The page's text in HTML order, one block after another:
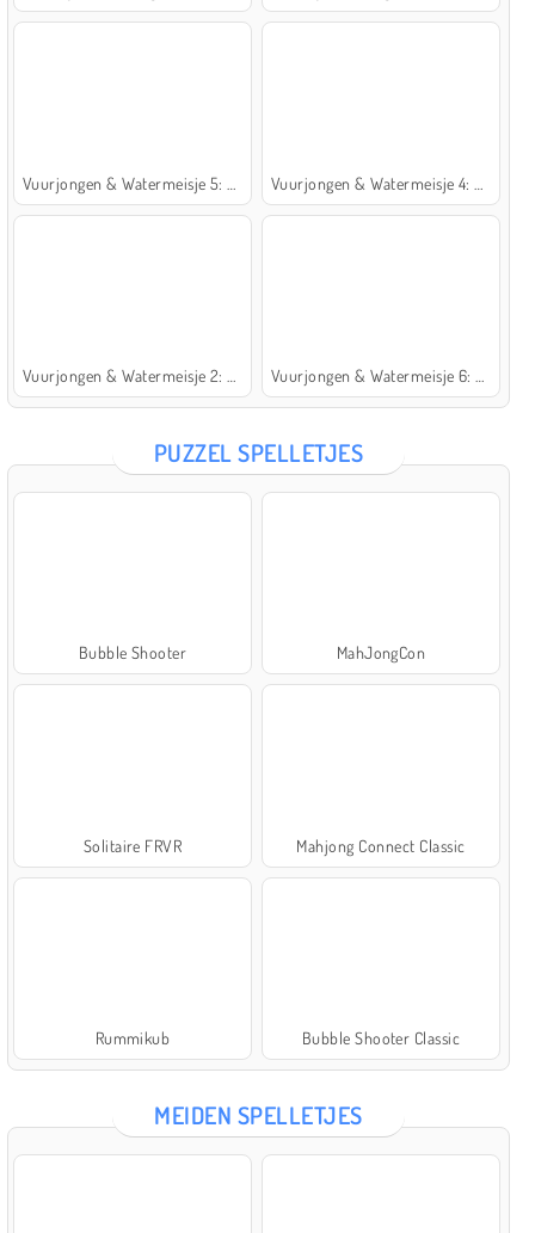
PUZZEL SPELLETJES
Bubble Shooter MahJongCon
Solitaire FRVR Mahjong Connect Classic
Rummikub Bubble Shooter Classic
MEIDEN SPELLETJES